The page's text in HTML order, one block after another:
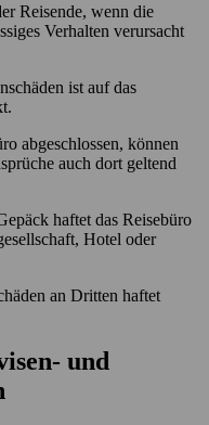
Reisende, wenn die
Verhalten verursacht
ist auf das
abgeschlossen, können
auch dort geltend
haftet das Reisebüro
Hotel oder
an Dritten haftet
und